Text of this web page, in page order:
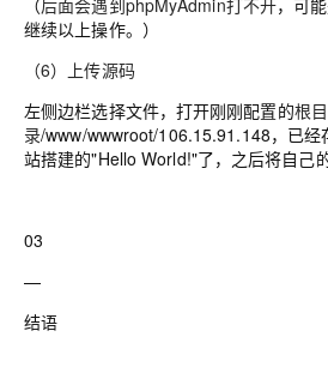
（后面会遇到phpMyAdmin打不开，可
继续以上操作。）
（6）上传源码
左侧边栏选择文件，打开刚刚配置的根目
录/www/wwwroot/106.15.91.148，已经
站搭建的"Hello World!"了，之后将自己
03
—
结语